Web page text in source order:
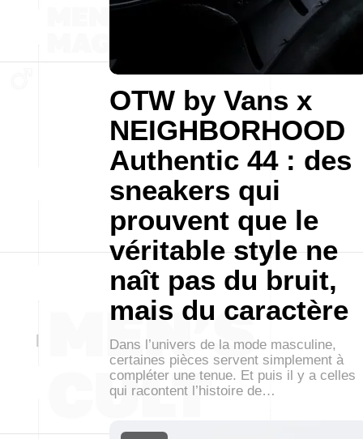
OTW by Vans x
NEIGHBORHOOD
Authentic 44 : des
sneakers qui
prouvent que le
véritable style ne
naît pas du bruit,
mais du caractère
Dans l’univers de la mode masculine,
certaines pièces servent simplement à
compléter une tenue. Et puis il y a celles
qui racontent l’histoire de…